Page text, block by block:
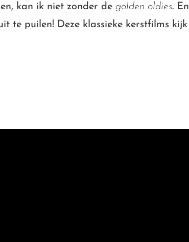
kan ik niet zonder de golden oldies.
te puilen! Deze klassieke kerstfilms